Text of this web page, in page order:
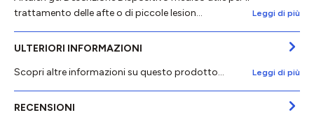
trattamento delle afte o di piccole lesion…
Leggi di più
ULTERIORI INFORMAZIONI
Scopri altre informazioni su questo prodotto...
Leggi di più
RECENSIONI